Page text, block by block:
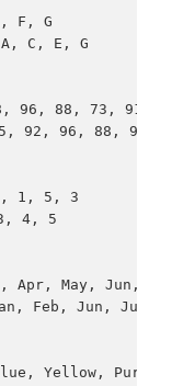
F, G
A, C, E, G
96, 88, 73, 91
92, 96, 88, 91
1, 5, 3
3, 4, 5
Apr, May, Jun,
Jan, Feb, Jun, Jul,
Yellow, Purple